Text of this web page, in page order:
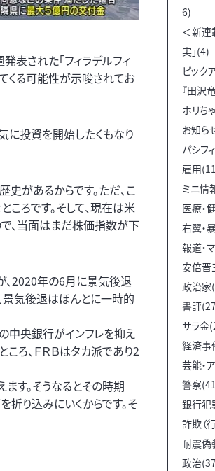
表された「フィラデルフィ
くる可能性が示唆されてお
に投資を開始したくもなり
があるからです。ただ、こ
ろです。そして、現在は米
、当面はまだ株価指数が下
、2020年の6月に景気後退
景気後退はほんとに一時的
中央銀行がインフレを抑え
ろ、ＦＲＢはタカ派であり2
す。そうなるとその時期
折り込みにいくからです。そ
6)
＜新連
実」(4)
ピック
『田沢
ホリち
お知ら
パシフ
雇用
ミニ情
医療・
右翼・
報道・
安倍晋
政治家
書評
サラ金
経済事
芸能・
警察
銀行犯
詐欺（
耐震偽
政治